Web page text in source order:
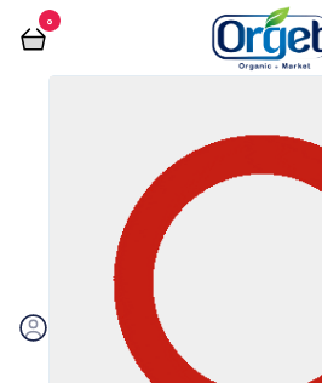
0
فروشگاه آنلاین اُرگت